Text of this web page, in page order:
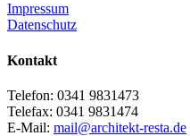
Impressum
Datenschutz
Kontakt
Telefon: 0341 9831473
Telefax: 0341 9831474
E-Mail: mail@architekt-resta.de